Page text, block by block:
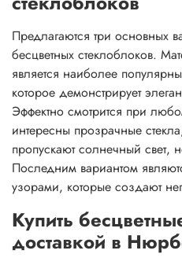
Предлагаются три основных
бесцветных стеклоблоков.
является наиболее
которое демонстрирует
Эффектно смотрится при
интересны прозрачные
пропускают солнечный свет,
Последним вариантом
узорами, которые создают
Купить
доставкой в